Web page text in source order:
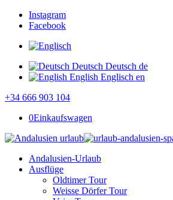
Instagram
Facebook
Deutsch Deutsch de
English Englisch en
+34 666 903 104
0Einkaufswagen
Andalusien-Urlaub
Ausflüge
Oldtimer Tour
Weisse Dörfer Tour